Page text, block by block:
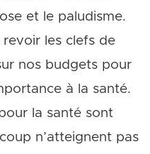
et le paludisme.
revoir les clefs de
nos budgets pour
à la santé.
la santé sont
n’atteignent pas